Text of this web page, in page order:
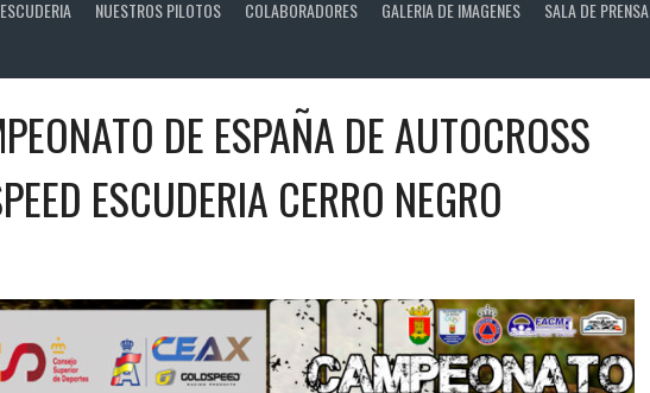
NUESTROS PILOTOS COLABORADORES GALERIA DE IMAGENES SALA DE PRENSA
DE ESPAÑA DE AUTOCROSS
ESCUDERIA CERRO NEGRO